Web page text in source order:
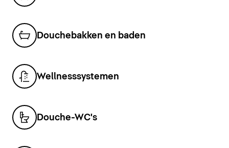
Douchebakken en baden
Wellnesssystemen
Douche-WC's